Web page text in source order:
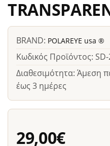
BRAND: POLAREYE usa ®
Κωδικός Προϊόντος: SD-
Διαθεσιμότητα: Άμεση
έως 3 ημέρες
29,00€